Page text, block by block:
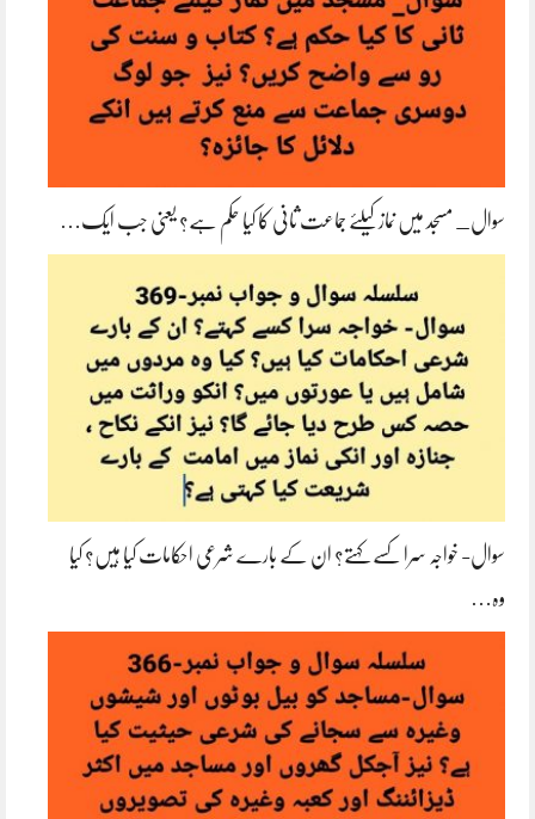
سوال_ مسجد میں نماز کیلئے جماعت ثانی کا کیا حکم ہے؟ یعنی جب ایک…
سوال- خواجہ سرا کسے کہتے؟ ان کے بارے شرعی احکامات کیا ہیں؟ کیا
وہ…